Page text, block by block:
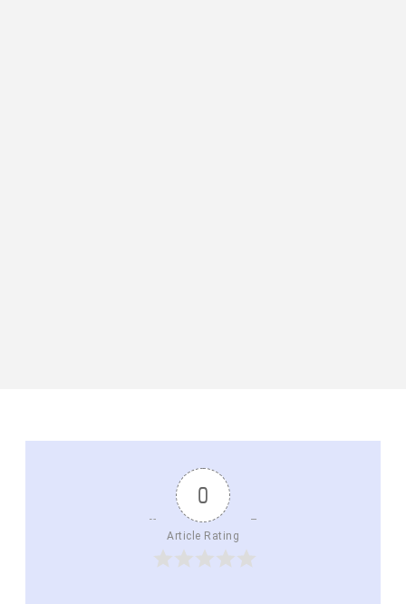
0
Article Rating